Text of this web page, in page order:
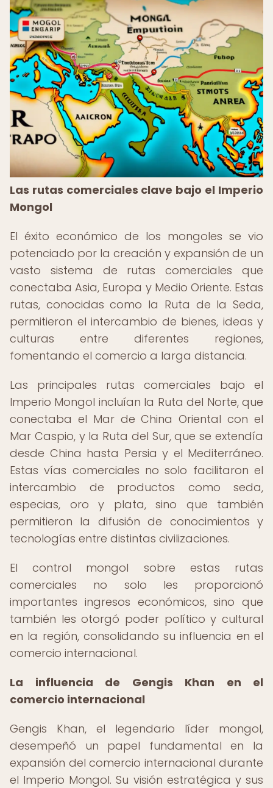
Las rutas comerciales clave bajo el Imperio
Mongol
El éxito económico de los mongoles se vio
potenciado por la creación y expansión de un
vasto sistema de rutas comerciales que
conectaba Asia, Europa y Medio Oriente. Estas
rutas, conocidas como la Ruta de la Seda,
permitieron el intercambio de bienes, ideas y
culturas entre diferentes regiones,
fomentando el comercio a larga distancia.
Las principales rutas comerciales bajo el
Imperio Mongol incluían la Ruta del Norte, que
conectaba el Mar de China Oriental con el
Mar Caspio, y la Ruta del Sur, que se extendía
desde China hasta Persia y el Mediterráneo.
Estas vías comerciales no solo facilitaron el
intercambio de productos como seda,
especias, oro y plata, sino que también
permitieron la difusión de conocimientos y
tecnologías entre distintas civilizaciones.
El control mongol sobre estas rutas
comerciales no solo les proporcionó
importantes ingresos económicos, sino que
también les otorgó poder político y cultural
en la región, consolidando su influencia en el
comercio internacional.
La influencia de Gengis Khan en el
comercio internacional
Gengis Khan, el legendario líder mongol,
desempeñó un papel fundamental en la
expansión del comercio internacional durante
el Imperio Mongol. Su visión estratégica y sus